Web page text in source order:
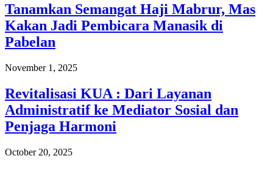
Tanamkan Semangat Haji Mabrur, Mas
Kakan Jadi Pembicara Manasik di
Pabelan
November 1, 2025
Revitalisasi KUA : Dari Layanan
Administratif ke Mediator Sosial dan
Penjaga Harmoni
October 20, 2025